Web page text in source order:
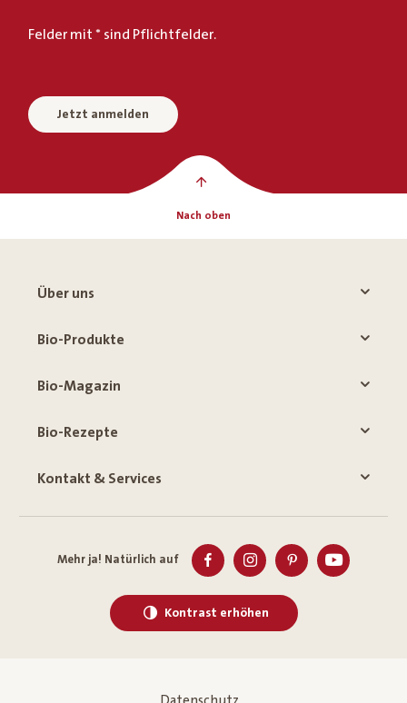
Felder mit * sind Pflichtfelder.
Jetzt anmelden
Nach oben
Über uns
Bio-Produkte
Bio-Magazin
Bio-Rezepte
Kontakt & Services
Mehr ja! Natürlich auf
Kontrast erhöhen